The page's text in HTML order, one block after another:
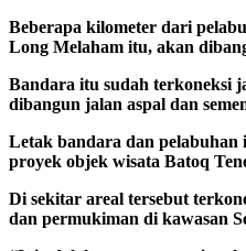
Beberapa kilometer dari
Long Melaham itu, akan
Bandara itu sudah terkoneksi
dibangun jalan aspal dan
Letak bandara dan pelabuhan
proyek objek wisata Batoq
Di sekitar areal tersebut
dan permukiman di kawasan